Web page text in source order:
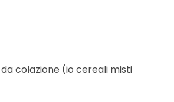
da colazione (io cereali misti